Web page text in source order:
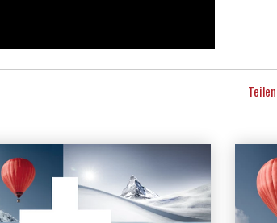
Teilen
Publikationen